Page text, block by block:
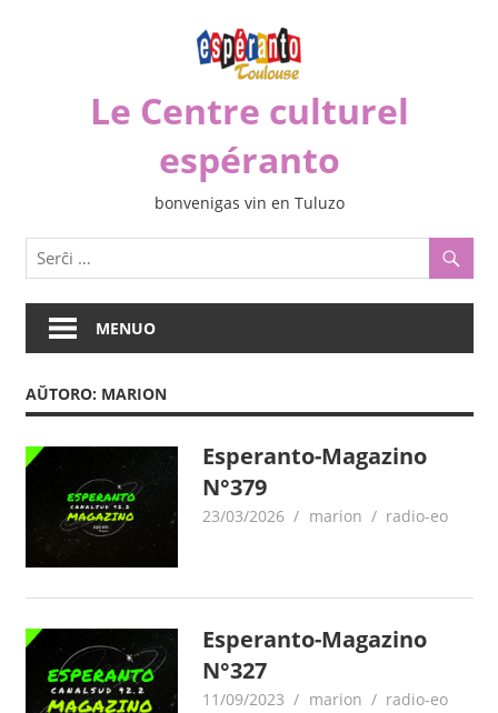
Le Centre culturel
espéranto
bonvenigas vin en Tuluzo
MENUO
AŬTORO: MARION
Esperanto-Magazino
N°379
23/03/2026 marion radio-eo
Esperanto-Magazino
N°327
11/09/2023 marion radio-eo